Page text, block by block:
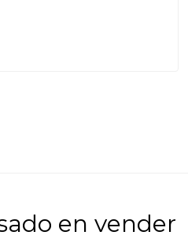
en vender